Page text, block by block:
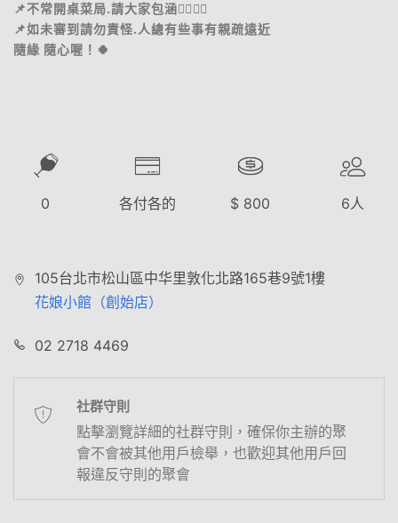
📌不常開桌菜局.請大家包涵🙂‍↕️🙂‍↕️
📌如未審到請勿責怪.人總有些事有親疏遠近
隨緣 隨心喔！🍀
0 各付各的 $ 800 6人
105台北市松山區中华里敦化北路165巷9號1樓
花娘小館（創始店）
02 2718 4469
社群守則
點擊瀏覽詳細的社群守則，確保你主辦的聚
會不會被其他用戶檢舉，也歡迎其他用戶回
報違反守則的聚會